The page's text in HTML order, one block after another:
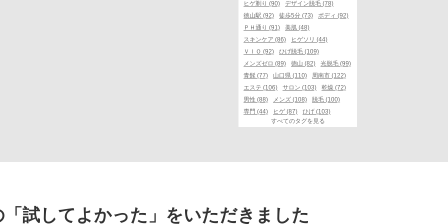
ヒゲ剃り (90)
デザイン脱毛 (78)
徳山駅 (92)
徒歩5分 (73)
ボディ (92)
ＰＨ通り (91)
美肌 (48)
スキンケア (86)
ヒゲソリ (44)
ＶＩＯ (92)
ひげ脱毛 (109)
メンズゼロ (89)
徳山 (82)
光脱毛 (99)
青髭 (77)
山口県 (110)
周南市 (122)
エステ (106)
サロン (103)
乾燥 (72)
男性 (88)
メンズ (108)
脱毛 (100)
専門 (44)
ヒゲ (87)
ひげ (103)
すべてのタグを見る
試してよかった」をいただきました